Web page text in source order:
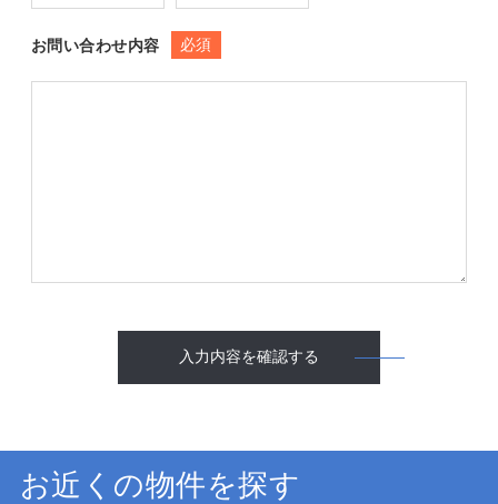
お問い合わせ内容 必須
入力内容を確認する
お近くの物件を探す